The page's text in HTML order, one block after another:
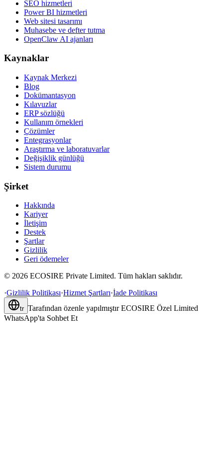
SEO hizmetleri
Power BI hizmetleri
Web sitesi tasarımı
Muhasebe ve defter tutma
OpenClaw AI ajanları
Kaynaklar
Kaynak Merkezi
Blog
Dokümantasyon
Kılavuzlar
ERP sözlüğü
Kullanım örnekleri
Çözümler
Entegrasyonlar
Araştırma ve laboratuvarlar
Değişiklik günlüğü
Sistem durumu
Şirket
Hakkında
Kariyer
İletişim
Destek
Şartlar
Gizlilik
Geri ödemeler
© 2026 ECOSIRE Private Limited. Tüm hakları saklıdır.
·Gizlilik Politikası·Hizmet Şartları·İade Politikası
tr Tarafından özenle yapılmıştır ECOSIRE Özel Limited
WhatsApp'ta Sohbet Et